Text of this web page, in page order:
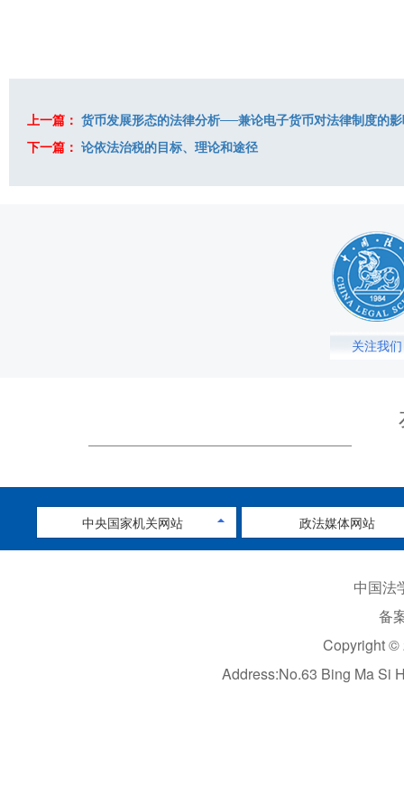
上一篇： 货币发展形态的法律分析──兼论电子货币对法律制度的
下一篇： 论依法治税的目标、理论和途径
关注我们
中央国家机关网站 政法媒体网站
中国法
备
Copyright ©
Address:No.63 Bing Ma Si